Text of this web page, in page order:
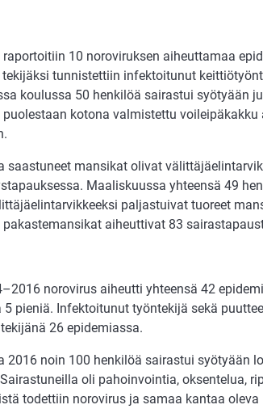
10 noroviruksen aiheuttamaa
tunnistettiin infektoitunut
koulussa 50 henkilöä sairastui syötyään
kotona valmistettu voileipäkakku
saastuneet mansikat olivat
Maaliskuussa yhteensä 49
paljastuivat tuoreet
aiheuttivat 83
norovirus aiheutti yhteensä 42
5 pieniä. Infektoitunut työntekijä sekä
26 epidemiassa.
2016 noin 100 henkilöä sairastui syötyään
oli pahoinvointia, oksentelua,
todettiin norovirus ja samaa kantaa